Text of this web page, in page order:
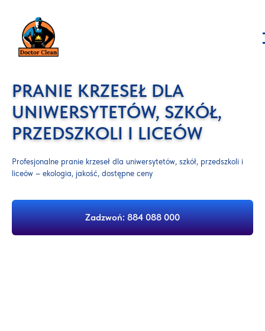
PRANIE KRZESEŁ DLA
UNIWERSYTETÓW, SZKÓŁ,
PRZEDSZKOLI I LICEÓW
Profesjonalne pranie krzeseł dla uniwersytetów, szkół, przedszkoli i
liceów – ekologia, jakość, dostępne ceny
Zadzwoń: 884 088 000